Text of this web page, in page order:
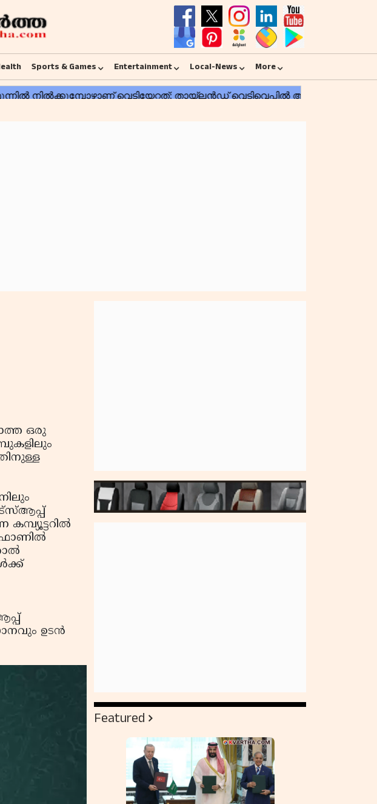
Sports & Games Entertainment Local-News More
ഒരു
ഉടന്‍
Featured